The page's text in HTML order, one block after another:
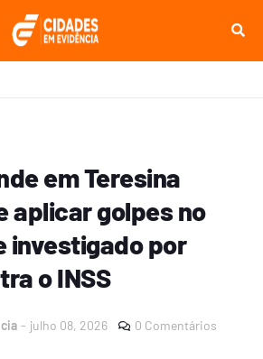
em Teresina
aplicar golpes no
investigado por
o INSS
- julho 08, 2026 0 Comentários